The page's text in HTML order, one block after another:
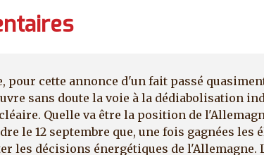
pour cette annonce d'un fait passé
sans doute la voie à la dédiabolisation
Quelle va être la position de
le 12 septembre que, une fois gagnées les
les décisions énergétiques de l'Allemagne.